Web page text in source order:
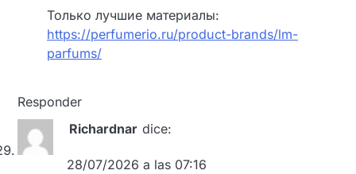
Только лучшие материалы:
https://perfumerio.ru/product-brands/lm-
parfums/
Responder
Richardnar dice:
28/07/2026 a las 07:16